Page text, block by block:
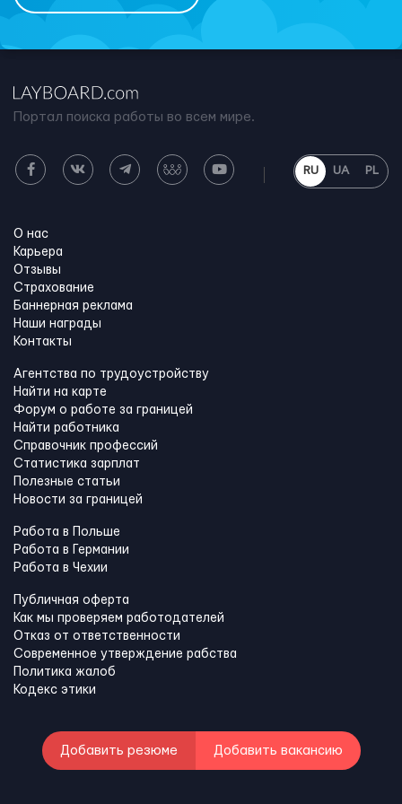
Портал поиска работы во всем мире.
RU UA PL
О нас
Карьера
Отзывы
Страхование
Баннерная реклама
Наши награды
Контакты
Агентства по трудоустройству
Найти на карте
Форум о работе за границей
Найти работника
Справочник профессий
Статистика зарплат
Полезные статьи
Новости за границей
Работа в Польше
Работа в Германии
Работа в Чехии
Публичная оферта
Как мы проверяем работодателей
Отказ от ответственности
Современное утверждение рабства
Политика жалоб
Кодекс этики
Добавить резюме Добавить вакансию